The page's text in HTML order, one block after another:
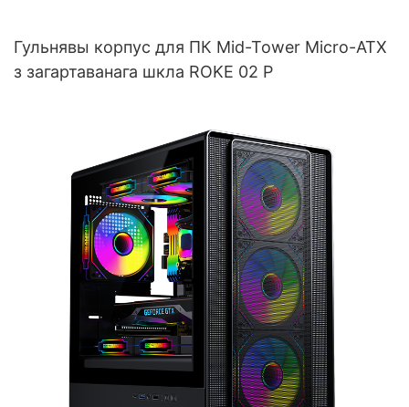
Гульнявы корпус для ПК Mid-Tower Micro-ATX
з загартаванага шкла ROKE 02 P